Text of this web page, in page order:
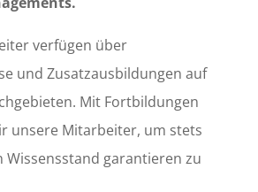
verfügen über
und Zusatzausbildungen auf
Mit Fortbildungen
unsere Mitarbeiter, um stets
Wissensstand garantieren zu